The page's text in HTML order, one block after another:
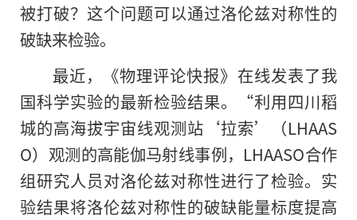
被打破？这个问题可以通过洛伦兹对称性的
破缺来检验。
最近，《物理评论快报》在线发表了我
国科学实验的最新检验结果。“利用四川稻
城的高海拔宇宙线观测站‘拉索’（LHAAS
O）观测的高能伽马射线事例，LHAASO合作
组研究人员对洛伦兹对称性进行了检验。实
验结果将洛伦兹对称性的破缺能量标度提高